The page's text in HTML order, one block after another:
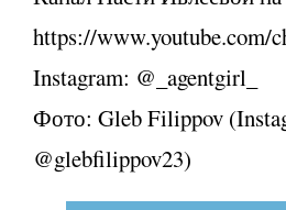
https://
Instagram: @_agentgirl_
Фото: Gleb Filippov
@glebfilippov23)